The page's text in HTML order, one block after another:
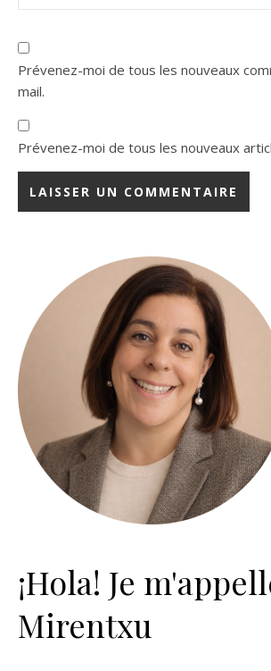
Prévenez-moi de tous les nouveaux
mail.
Prévenez-moi de tous les nouveaux
¡Hola! Je
Mirentxu